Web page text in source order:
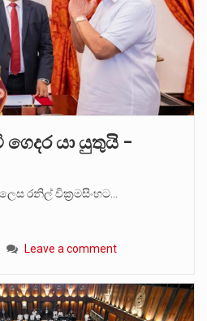
යා යුතුයි –
රනිල් වික්‍රමසිංහට…
Leave a comment